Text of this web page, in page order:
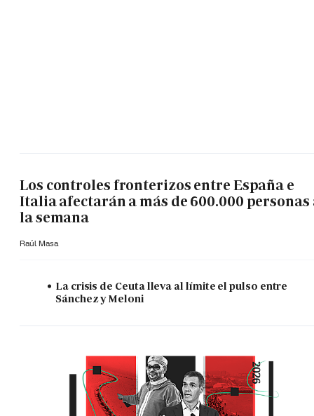
Los controles fronterizos entre España e
Italia afectarán a más de 600.000 personas
la semana
Raúl Masa
La crisis de Ceuta lleva al límite el pulso entre
Sánchez y Meloni